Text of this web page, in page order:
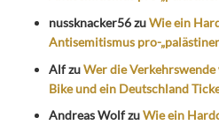
nussknacker56zuWie ein
Antisemitismus pro-
AlfzuWer die
Bike und ein Deutschland
Andreas WolfzuWie ein